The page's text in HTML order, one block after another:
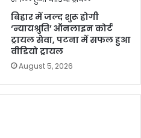
बिहार में जल्द शुरू होगी
‘न्यायश्रुति’ ऑनलाइन कोर्ट
ट्रायल सेवा, पटना में सफल हुआ
वीडियो ट्रायल
August 5, 2026